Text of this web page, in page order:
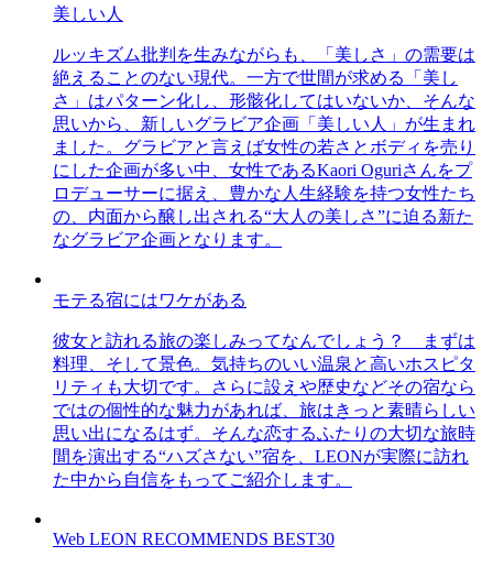
美しい人
ルッキズム批判を生みながらも、「美しさ」の需要は
絶えることのない現代。一方で世間が求める「美し
さ」はパターン化し、形骸化してはいないか、そんな
思いから、新しいグラビア企画「美しい人」が生まれ
ました。グラビアと言えば女性の若さとボディを売り
にした企画が多い中、女性であるKaori Oguriさんをプ
ロデューサーに据え、豊かな人生経験を持つ女性たち
の、内面から醸し出される“大人の美しさ”に迫る新た
なグラビア企画となります。
モテる宿にはワケがある
彼女と訪れる旅の楽しみってなんでしょう？ まずは
料理、そして景色。気持ちのいい温泉と高いホスピタ
リティも大切です。さらに設えや歴史などその宿なら
ではの個性的な魅力があれば、旅はきっと素晴らしい
思い出になるはず。そんな恋するふたりの大切な旅時
間を演出する“ハズさない”宿を、LEONが実際に訪れ
た中から自信をもってご紹介します。
Web LEON RECOMMENDS BEST30